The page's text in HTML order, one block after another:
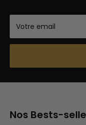
Votre email
Nos Bests-